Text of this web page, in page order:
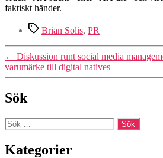
faktiskt händer.
Etiketter
Brian Solis, PR
← Diskussion runt social media
varumärke till digital natives
Sök
Sök
efter:
Kategorier